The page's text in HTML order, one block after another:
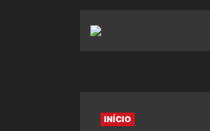
INÍCIO